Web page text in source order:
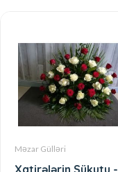
Məzar Gülləri